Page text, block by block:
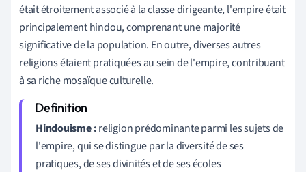
était étroitement associé à la classe dirigeante, l'empire était
principalement hindou, comprenant une majorité
significative de la population. En outre, diverses autres
religions étaient pratiquées au sein de l'empire, contribuant
à sa riche mosaïque culturelle.
Hindouisme :religion prédominante parmi les sujets de
l'empire, qui se distingue par la diversité de ses
pratiques, de ses divinités et de ses écoles